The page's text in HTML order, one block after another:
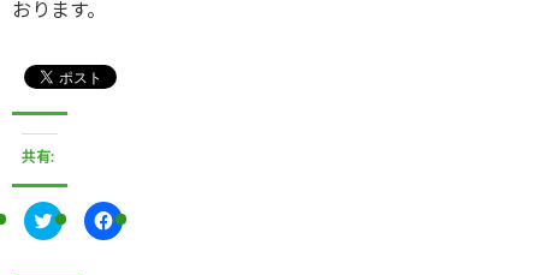
おります。
共有:
ク
リ
F
a